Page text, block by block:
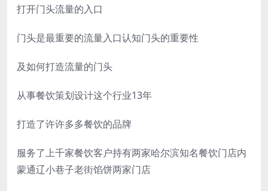
打开门头流量的入口
门头是最重要的流量入口认知门头的重要性
及如何打造流量的门头
从事餐饮策划设计这个行业13年
打造了许许多多餐饮的品牌
服务了上千家餐饮客户持有两家哈尔滨知名餐饮门店内
蒙通辽小巷子老街馅饼两家门店